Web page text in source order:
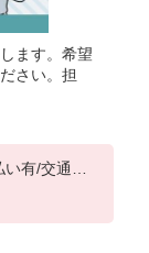
ます。希望
さい。担
有/交通費